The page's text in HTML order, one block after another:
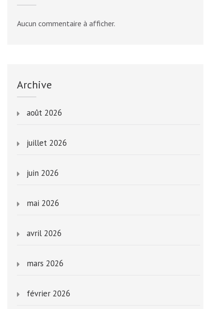
Aucun commentaire à afficher.
Archive
août 2026
juillet 2026
juin 2026
mai 2026
avril 2026
mars 2026
février 2026